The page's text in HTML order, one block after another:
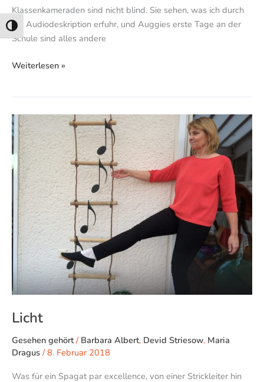
Umschalten auf hohe Kontraste
Klassenkameraden sind nicht blind. Sie sehen, was ich durch
die Audiodeskription erfuhr, und Auggies erste Tage an der
Schule sind alles andere
Weiterlesen »
Licht
Gesehen gehört/ Barbara Albert, Devid Striesow, Maria
Dragus /8. Februar 2018
Was für ein Spagat par excellence, von einer Strickleiter hin
Licht